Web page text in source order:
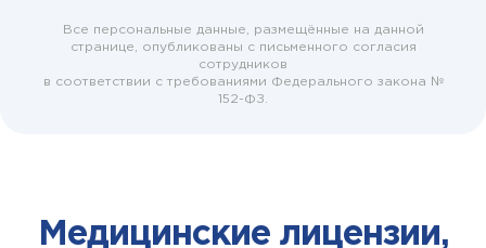
Все персональные данные, размещённые на данной
странице, опубликованы с письменного согласия
сотрудников
в соответствии с требованиями Федерального закона №
152-ФЗ.
Медицинские лицензии,